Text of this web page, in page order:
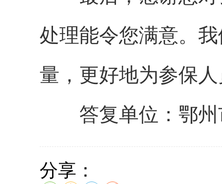
处理能令您满意。
量，更好地为参保
答复单位：鄂州
分享：